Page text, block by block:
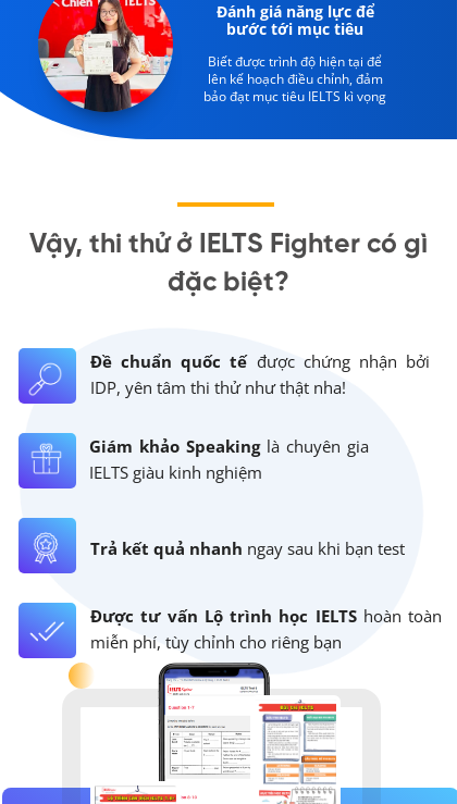
Đánh giá năng lực để
bước tới mục tiêu
Biết được trình độ hiện tại để
lên kế hoạch điều chỉnh, đảm
bảo đạt mục tiêu IELTS kì vọng
Vậy, thi thử ở IELTS Fighter có gì
đặc biệt?
Được tư vấn Lộ trình học IELTShoàn toàn
miễn phí, tùy chỉnh cho riêng bạn
Trả kết quả nhanh ngay sau khi bạn test
Giám khảo Speakinglà chuyên gia
IELTS giàu kinh nghiệm
Đề chuẩn quốc tếđược chứng nhận bởi
IDP, yên tâm thi thử như thật nha!